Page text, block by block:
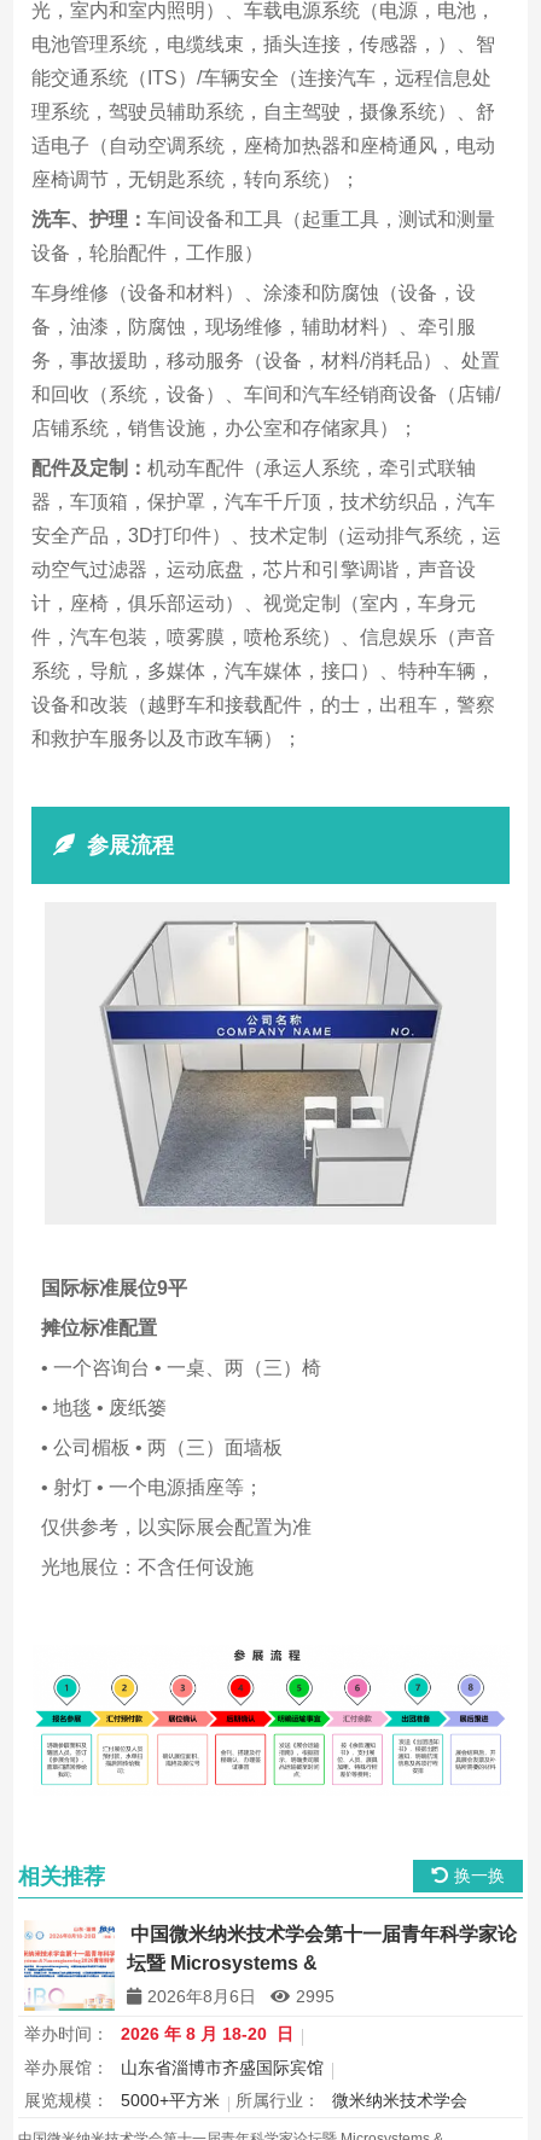
光，室内和室内照明）、车载电源系统（电源，电池，
电池管理系统，电缆线束，插头连接，传感器，）、智
能交通系统（ITS）/车辆安全（连接汽车，远程信息处
理系统，驾驶员辅助系统，自主驾驶，摄像系统）、舒
适电子（自动空调系统，座椅加热器和座椅通风，电动
座椅调节，无钥匙系统，转向系统）；
洗车、护理：车间设备和工具（起重工具，测试和测量
设备，轮胎配件，工作服）
车身维修（设备和材料）、涂漆和防腐蚀（设备，设
备，油漆，防腐蚀，现场维修，辅助材料）、牵引服
务，事故援助，移动服务（设备，材料/消耗品）、处置
和回收（系统，设备）、车间和汽车经销商设备（店铺/
店铺系统，销售设施，办公室和存储家具）；
配件及定制：机动车配件（承运人系统，牵引式联轴
器，车顶箱，保护罩，汽车千斤顶，技术纺织品，汽车
安全产品，3D打印件）、技术定制（运动排气系统，运
动空气过滤器，运动底盘，芯片和引擎调谐，声音设
计，座椅，俱乐部运动）、视觉定制（室内，车身元
件，汽车包装，喷雾膜，喷枪系统）、信息娱乐（声音
系统，导航，多媒体，汽车媒体，接口）、特种车辆，
设备和改装（越野车和接载配件，的士，出租车，警察
和救护车服务以及市政车辆）；
参展流程
国际标准展位9平
摊位标准配置
• 一个咨询台 • 一桌、两（三）椅
• 地毯 • 废纸篓
• 公司楣板 • 两（三）面墙板
• 射灯 • 一个电源插座等；
仅供参考，以实际展会配置为准
光地展位：不含任何设施
相关推荐 换一换
中国微米纳米技术学会第十一届青年科学家论
坛暨 Microsystems &
Nanoengineering2026 青年科学家研讨会
2026年8月6日
2995
举办时间：
2026 年 8 月 18-20 日
举办展馆：
山东省淄博市齐盛国际宾馆
展览规模：
5000+平方米 所属行业： 微米纳米技术学会